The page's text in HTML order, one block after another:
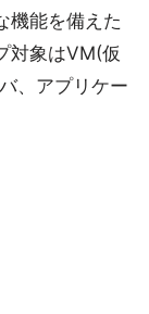
機能を備えた
対象はVM(仮
、アプリケー